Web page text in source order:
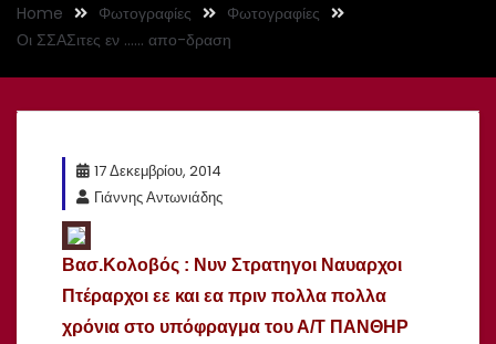
Home Φωτογραφίες
Φωτογραφίες
Οι ΣΣΑΣιτες εν …… απο-δραση
17 Δεκεμβρίου, 2014
Γιάννης Αντωνιάδης
Βασ.Κολοβός : Νυν Στρατηγοι Ναυαρχοι
Πτέραρχοι εε και εα πριν πολλα πολλα
χρόνια στο υπόφραγμα του Α/Τ ΠΑΝΘΗΡ